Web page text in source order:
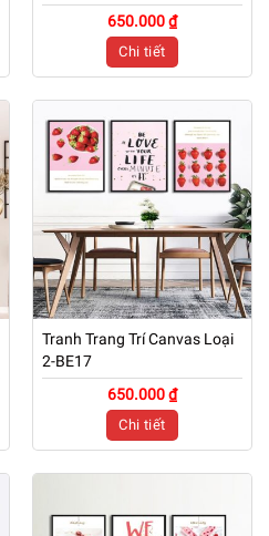
650.000 ₫
Chi tiết
Tranh Trang Trí Canvas Loại
2-BE17
650.000 ₫
Chi tiết